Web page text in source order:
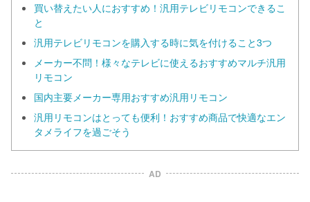
買い替えたい人におすすめ！汎用テレビリモコンできるこ
と
汎用テレビリモコンを購入する時に気を付けること3つ
メーカー不問！様々なテレビに使えるおすすめマルチ汎用
リモコン
国内主要メーカー専用おすすめ汎用リモコン
汎用リモコンはとっても便利！おすすめ商品で快適なエン
タメライフを過ごそう
AD